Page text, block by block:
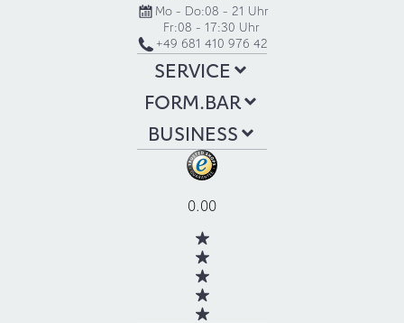
Mo - Do:08 - 21 Uhr
Fr:08 - 17:30 Uhr
+49 681 410 976 42
SERVICE
FORM.BAR
BUSINESS
0.00